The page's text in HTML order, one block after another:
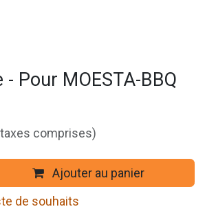
- Pour MOESTA-BBQ
comprises)
Ajouter au panier
de souhaits